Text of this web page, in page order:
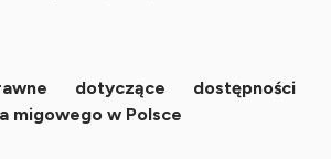
dotyczące dostępności
migowego w Polsce